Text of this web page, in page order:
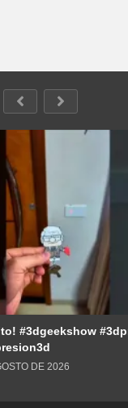
#3dgeekshow
DE 2026